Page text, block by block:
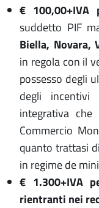
€ 100,00+IVA
suddetto PIF
Biella, Novara,
in regola con il
possesso degli
degli incentivi
integrativa
Commercio
quanto trattasi
in regime de
€ 1.300+IVA
rientranti nei